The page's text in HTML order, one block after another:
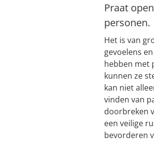
Praat
personen.
Het is van
gevoelens
hebben met
kunnen ze
kan niet
vinden van
doorbreken
een veilige
bevorderen